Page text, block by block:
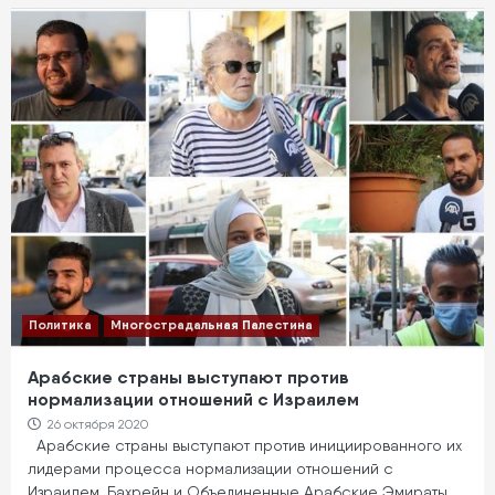
Политика Многострадальная Палестина
Арабские страны выступают против
нормализации отношений с Израилем
26 октября 2020
Арабские страны выступают против инициированного их
лидерами процесса нормализации отношений с